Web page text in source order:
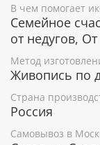
печали.
Помощь и
во всех
Гарантия
К каждому
В чем помогает
Семейное
от недугов,
Метод
Живопись по
Страна
Россия
Самовывоз в